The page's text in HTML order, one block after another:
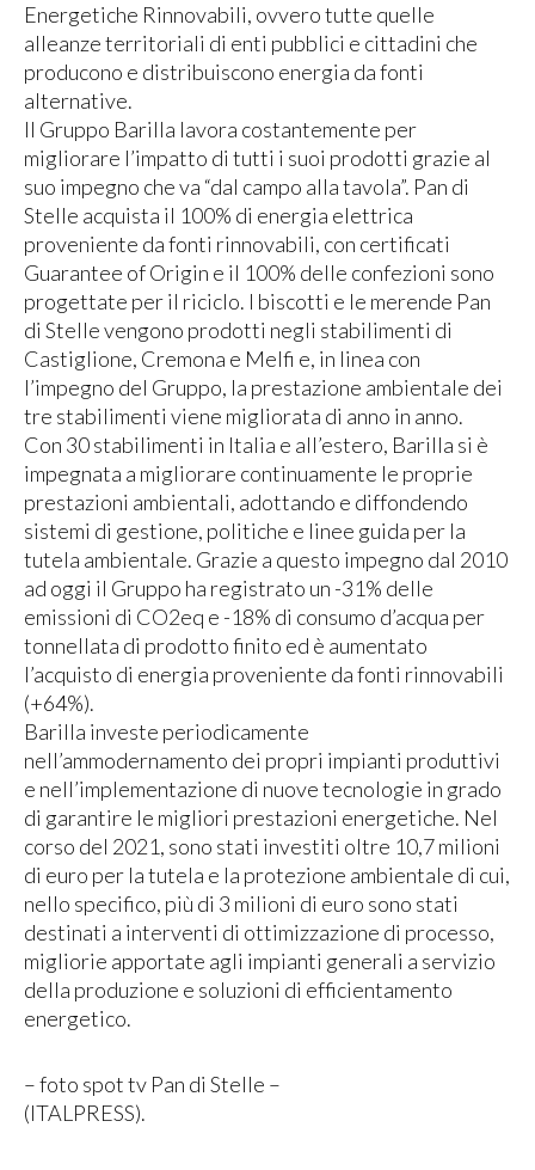
Energetiche Rinnovabili, ovvero tutte quelle
alleanze territoriali di enti pubblici e cittadini che
producono e distribuiscono energia da fonti
alternative.
Il Gruppo Barilla lavora costantemente per
migliorare l’impatto di tutti i suoi prodotti grazie al
suo impegno che va “dal campo alla tavola”. Pan di
Stelle acquista il 100% di energia elettrica
proveniente da fonti rinnovabili, con certificati
Guarantee of Origin e il 100% delle confezioni sono
progettate per il riciclo. I biscotti e le merende Pan
di Stelle vengono prodotti negli stabilimenti di
Castiglione, Cremona e Melfi e, in linea con
l’impegno del Gruppo, la prestazione ambientale dei
tre stabilimenti viene migliorata di anno in anno.
Con 30 stabilimenti in Italia e all’estero, Barilla si è
impegnata a migliorare continuamente le proprie
prestazioni ambientali, adottando e diffondendo
sistemi di gestione, politiche e linee guida per la
tutela ambientale. Grazie a questo impegno dal 2010
ad oggi il Gruppo ha registrato un -31% delle
emissioni di CO2eq e -18% di consumo d’acqua per
tonnellata di prodotto finito ed è aumentato
l’acquisto di energia proveniente da fonti rinnovabili
(+64%).
Barilla investe periodicamente
nell’ammodernamento dei propri impianti produttivi
e nell’implementazione di nuove tecnologie in grado
di garantire le migliori prestazioni energetiche. Nel
corso del 2021, sono stati investiti oltre 10,7 milioni
di euro per la tutela e la protezione ambientale di cui,
nello specifico, più di 3 milioni di euro sono stati
destinati a interventi di ottimizzazione di processo,
migliorie apportate agli impianti generali a servizio
della produzione e soluzioni di efficientamento
energetico.
– foto spot tv Pan di Stelle –
(ITALPRESS).